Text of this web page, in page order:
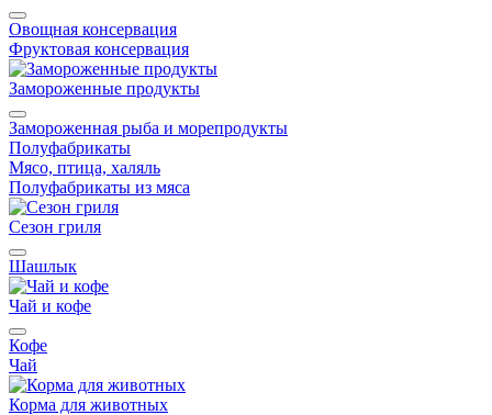
Овощная консервация
Фруктовая консервация
Замороженные продукты
Замороженная рыба и морепродукты
Полуфабрикаты
Мясо, птица, халяль
Полуфабрикаты из мяса
Сезон гриля
Шашлык
Чай и кофе
Кофе
Чай
Корма для животных